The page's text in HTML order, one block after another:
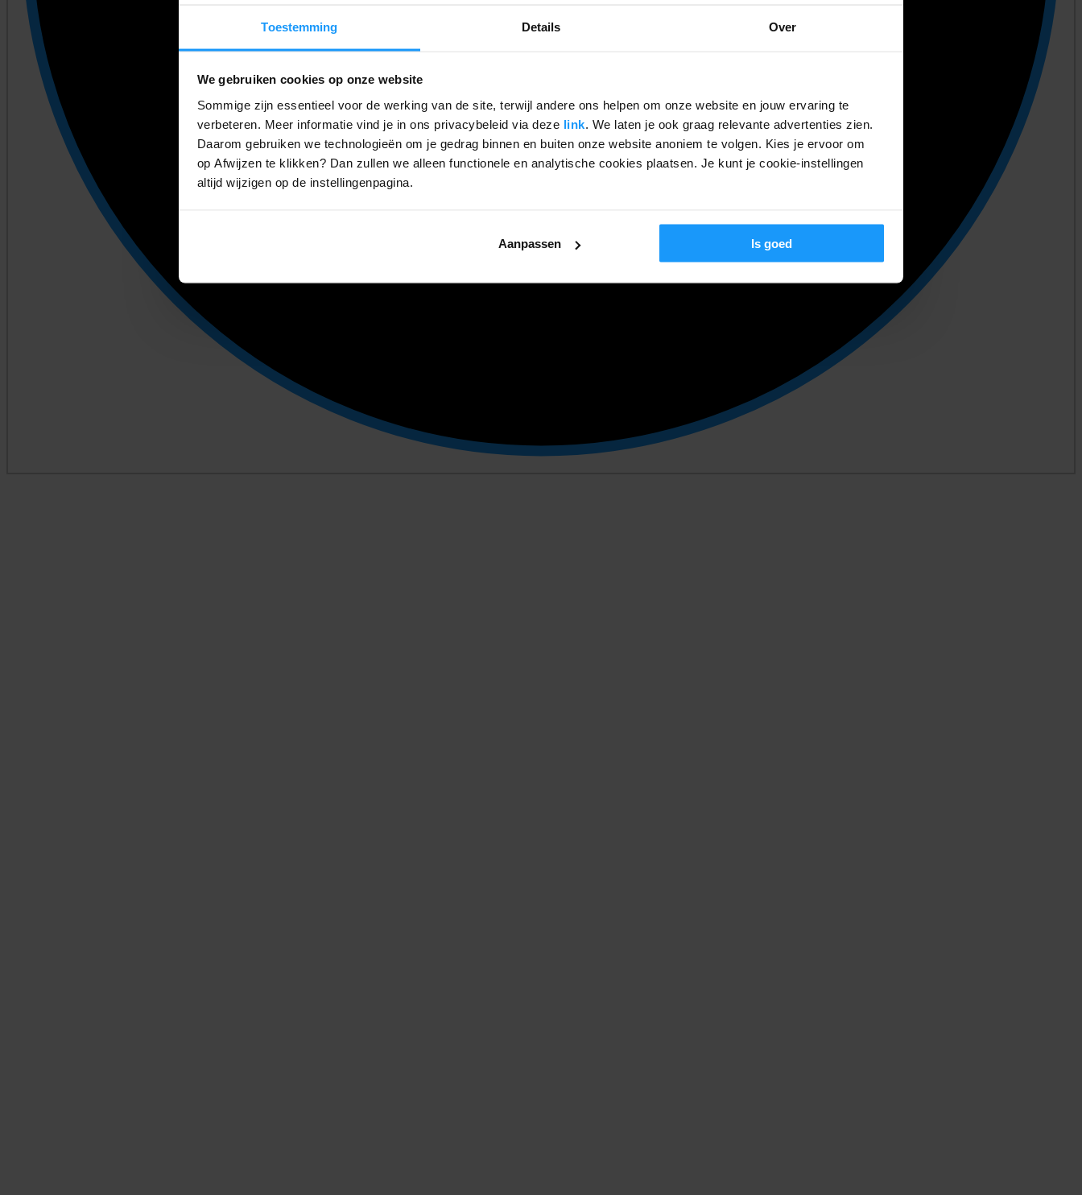
Toestemming Details Over
We gebruiken cookies op onze website
Sommige zijn essentieel voor de werking van de site, terwijl andere ons helpen om onze website en jouw ervaring te
verbeteren. Meer informatie vind je in ons privacybeleid via deze link. We laten je ook graag relevante advertenties zien.
Daarom gebruiken we technologieën om je gedrag binnen en buiten onze website anoniem te volgen. Kies je ervoor om
op Afwijzen te klikken? Dan zullen we alleen functionele en analytische cookies plaatsen. Je kunt je cookie-instellingen
altijd wijzigen op de instellingenpagina.
Aanpassen Is goed